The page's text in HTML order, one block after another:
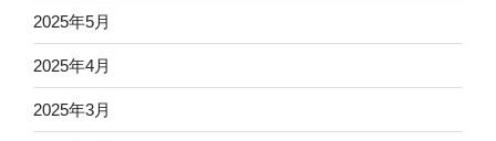
2025年5月
2025年4月
2025年3月